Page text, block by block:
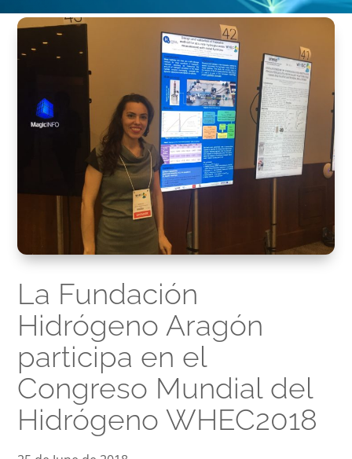
La Fundación
Hidrógeno Aragón
participa en el
Congreso Mundial del
Hidrógeno WHEC2018